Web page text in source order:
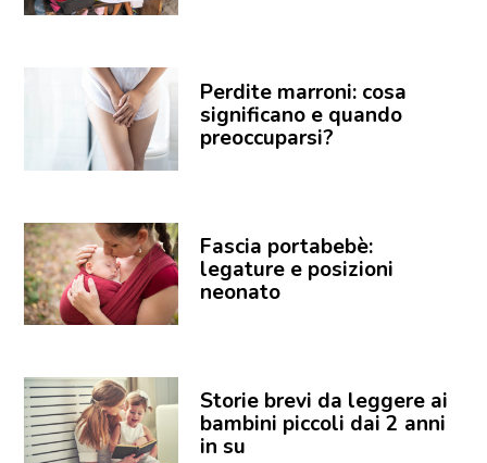
Perdite marroni: cosa
significano e quando
preoccuparsi?
Fascia portabebè:
legature e posizioni
neonato
Storie brevi da leggere ai
bambini piccoli dai 2 anni
in su